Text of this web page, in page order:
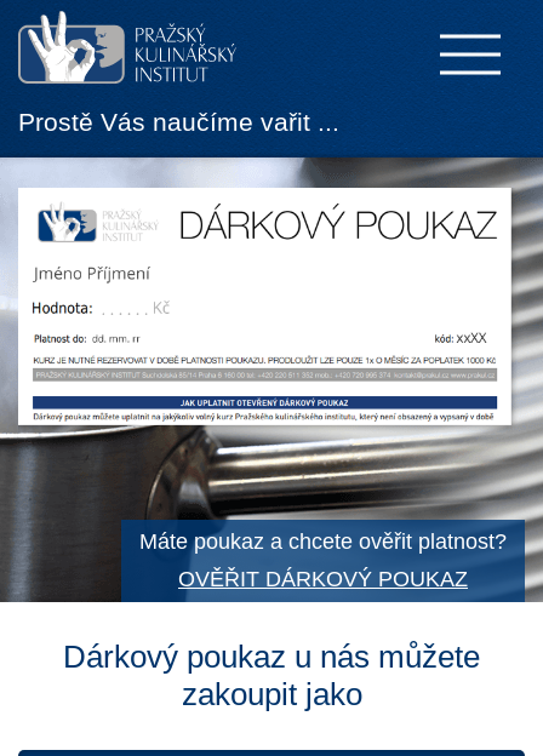
Prostě Vás naučíme vařit ...
Máte poukaz a chcete ověřit platnost?
OVĚŘIT DÁRKOVÝ POUKAZ
Dárkový poukaz u nás můžete
zakoupit jako